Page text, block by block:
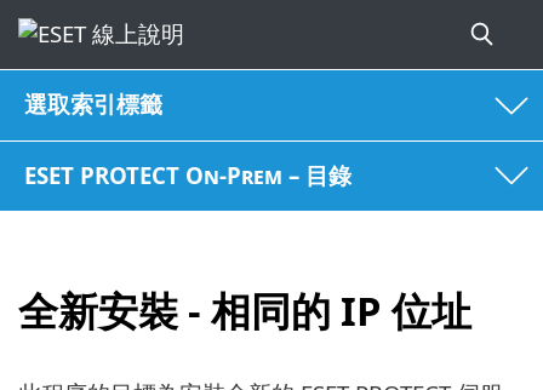
選取索引標籤
ESET PROTECT On-Prem – 目錄
全新安裝 - 相同的 IP 位址